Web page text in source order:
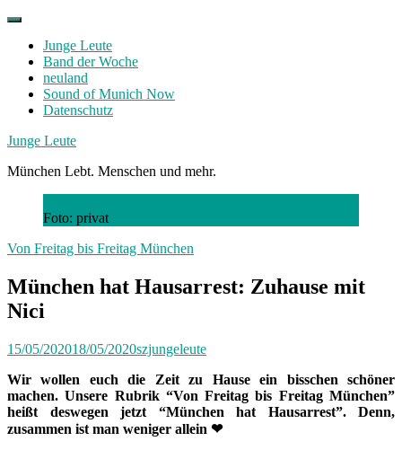
Skip
contentJunge Leute
Band der Woche
neuland
Sound of Munich Now
Datenschutz
Facebook
Twitter
Instagram
Junge Leute
München Lebt. Menschen und mehr.
Foto: privat
Von Freitag bis Freitag München
München hat Hausarrest: Zuhause mit
Nici
15/05/202018/05/2020szjungeleute
Wir wollen euch die Zeit zu Hause ein bisschen schöner
machen. Unsere Rubrik “Von Freitag bis Freitag München”
heißt deswegen jetzt “München hat Hausarrest”. Denn,
zusammen ist man weniger allein ❤